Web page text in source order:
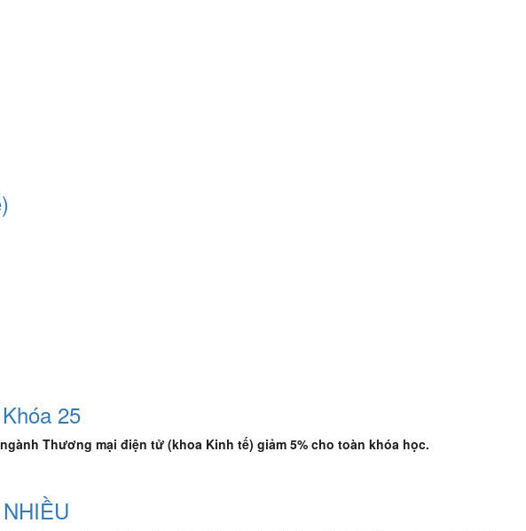
25
Thương mại điện tử (khoa Kinh tế) giảm 5% cho toàn khóa học.